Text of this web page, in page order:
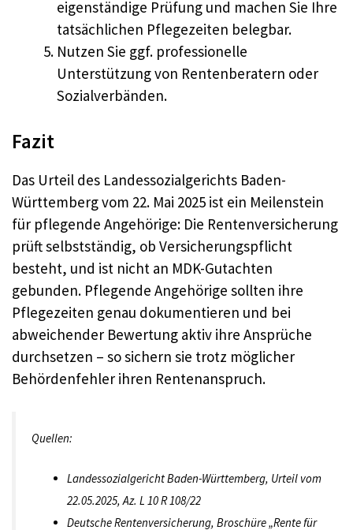
eigenständige Prüfung und machen Sie Ihre
tatsächlichen Pflegezeiten belegbar.
Nutzen Sie ggf. professionelle
Unterstützung von Rentenberatern oder
Sozialverbänden.
Fazit
Das Urteil des Landessozialgerichts Baden-
Württemberg vom 22. Mai 2025 ist ein Meilenstein
für pflegende Angehörige: Die Rentenversicherung
prüft selbstständig, ob Versicherungspflicht
besteht, und ist nicht an MDK-Gutachten
gebunden. Pflegende Angehörige sollten ihre
Pflegezeiten genau dokumentieren und bei
abweichender Bewertung aktiv ihre Ansprüche
durchsetzen – so sichern sie trotz möglicher
Behördenfehler ihren Rentenanspruch.
Quellen:
Landessozialgericht Baden-Württemberg, Urteil vom
22.05.2025, Az. L 10 R 108/22
Deutsche Rentenversicherung, Broschüre „Rente für